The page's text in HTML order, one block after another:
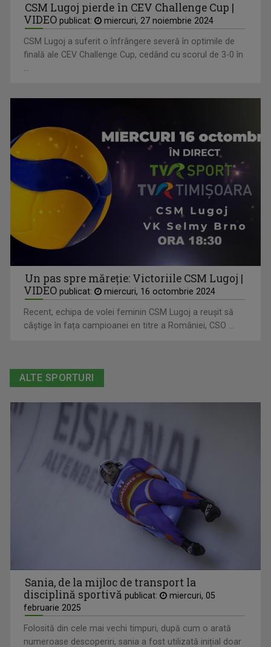
CSM Lugoj pierde în CEV Challenge Cup |
VIDEO publicat: miercuri, 27 noiembrie 2024
CSM Lugoj a suferit o înfrângere severă în optimile de
finală ale CEV Challenge Cup, cedând cu scorul de 3-0 în
Un pas spre măreție: Victoriile CSM Lugoj |
VIDEO publicat: miercuri, 16 octombrie 2024
Recent, echipa de volei feminin CSM Lugoj a reușit să
câștige în fața campioanei en titre a României, CSO ...
ALTE SPORTURI
Sania, de la mijloc de transport la
disciplină sportivă publicat:
miercuri, 05
februarie 2025
Folosită din cele mai vechi timpuri, după cum o arată
numeroase descoperiri, sania a fost utilizată inițial doar